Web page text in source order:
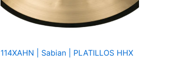
114XAHN | Sabian | PLATILLOS HHX